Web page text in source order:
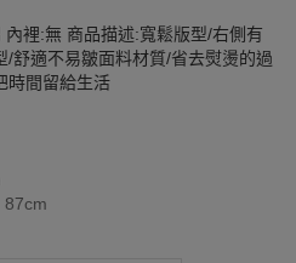
裡:無 商品描述:寬鬆版型/右側有
/舒適不易皺面料材質/省去熨燙的過
時間留給生活
87cm